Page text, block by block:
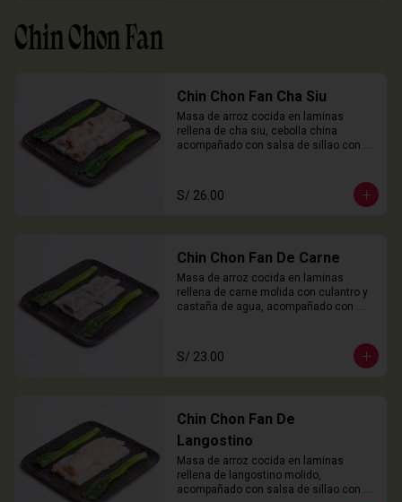
Chin Chon Fan
Chin Chon Fan Cha Siu
Masa de arroz cocida en laminas
rellena de cha siu, cebolla china
acompañado con salsa de sillao con
S/ 26.00
Chin Chon Fan De Carne
Masa de arroz cocida en laminas
rellena de carne molida con culantro y
castaña de agua, acompañado con
3 Unidades
S/ 23.00
Chin Chon Fan De
Langostino
Masa de arroz cocida en laminas
rellena de langostino molido,
acompañado con salsa de sillao con